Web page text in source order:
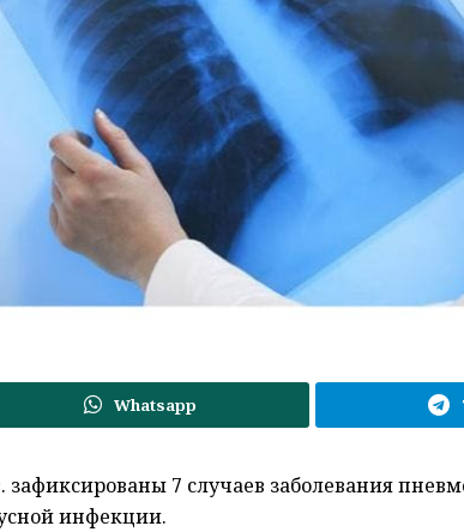
Whatsapp
зафиксированы 7 случаев заболевания
инфекции.